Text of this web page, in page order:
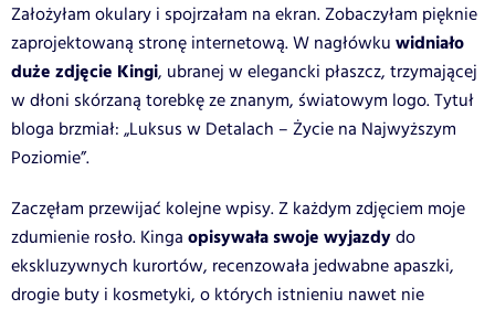
Założyłam okulary i spojrzałam na ekran. Zobaczyłam pięknie
zaprojektowaną stronę internetową. W nagłówku widniało
duże zdjęcie Kingi, ubranej w elegancki płaszcz, trzymającej
w dłoni skórzaną torebkę ze znanym, światowym logo. Tytuł
bloga brzmiał: „Luksus w Detalach – Życie na Najwyższym
Poziomie”.
Zaczęłam przewijać kolejne wpisy. Z każdym zdjęciem moje
zdumienie rosło. Kinga opisywała swoje wyjazdydo
ekskluzywnych kurortów, recenzowała jedwabne apaszki,
drogie buty i kosmetyki, o których istnieniu nawet nie